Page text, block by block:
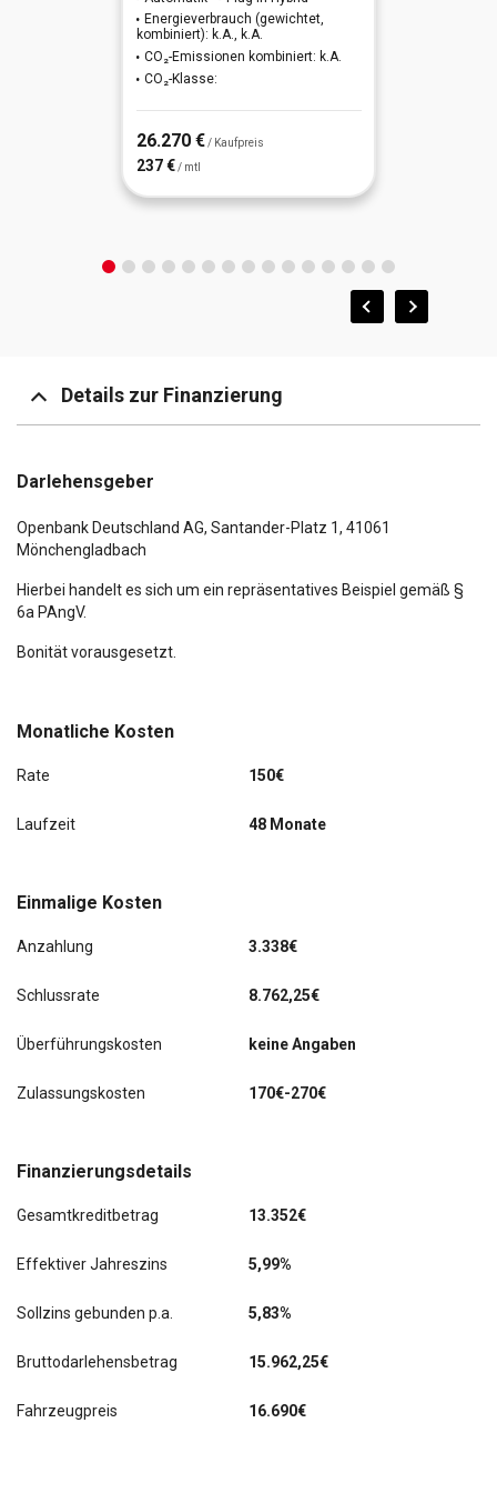
Energieverbrauch (gewichtet,
kombiniert): k.A., k.A.
CO₂-Emissionen kombiniert: k.A.
CO₂-Klasse:
26.270 € / Kaufpreis
237 € / mtl
Details zur Finanzierung
Monatliche Kosten
Rate 150€
Laufzeit 48 Monate
Einmalige Kosten
Anzahlung 3.338€
Schlussrate 8.762,25€
Überführungskosten keine Angaben
Zulassungskosten 170€-270€
Finanzierungsdetails
Gesamtkreditbetrag 13.352€
Effektiver Jahreszins 5,99%
Sollzins gebunden p.a. 5,83%
Bruttodarlehensbetrag 15.962,25€
Fahrzeugpreis 16.690€
Darlehensgeber
Openbank Deutschland AG, Santander-Platz 1, 41061
Mönchengladbach
Hierbei handelt es sich um ein repräsentatives Beispiel gemäß §
6a PAngV.
Bonität vorausgesetzt.